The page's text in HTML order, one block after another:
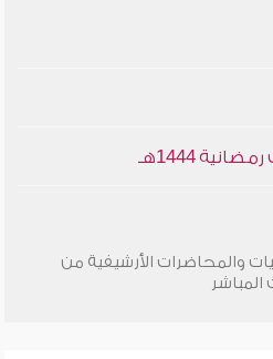
1444هـ
والمحاضرات الأرشيفية من